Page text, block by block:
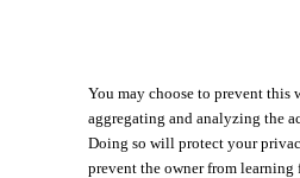
You may choose to prevent this
aggregating and analyzing the
Doing so will protect your
prevent the owner from learning